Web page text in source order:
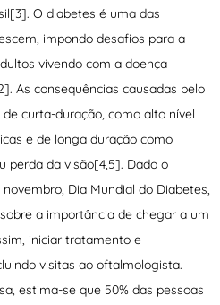
O diabetes é uma das
impondo desafios para a
vivendo com a doença
As consequências causadas pelo
curta-duração, como alto nível
e de longa duração como
perda da visão[4,5]. Dado o
Dia Mundial do Diabetes,
a importância de chegar a um
iniciar tratamento e
visitas ao oftalmologista.
estima-se que 50% das pessoas